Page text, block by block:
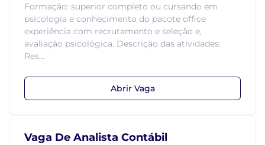
Formação: superior completo ou cursando em
psicologia e conhecimento do pacote office
experiência com recrutamento e seleção e,
avaliação psicológica. Descrição das atividades:
Res...
Abrir Vaga
Vaga De Analista Contábil